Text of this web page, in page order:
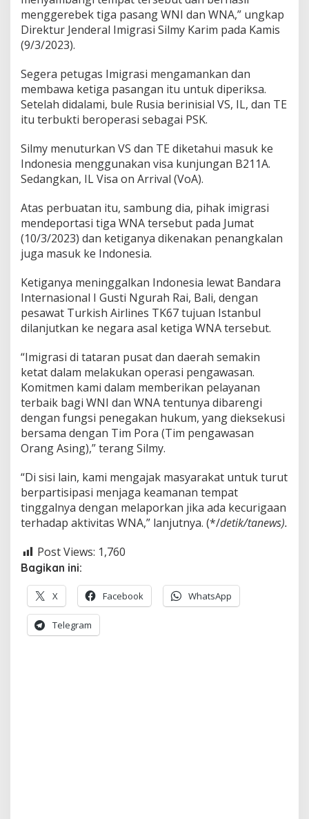
menggerebek tiga pasang WNI dan WNA,” ungkap
Direktur Jenderal Imigrasi Silmy Karim pada Kamis
(9/3/2023).
Segera petugas Imigrasi mengamankan dan
membawa ketiga pasangan itu untuk diperiksa.
Setelah didalami, bule Rusia berinisial VS, IL, dan TE
itu terbukti beroperasi sebagai PSK.
Silmy menuturkan VS dan TE diketahui masuk ke
Indonesia menggunakan visa kunjungan B211A.
Sedangkan, IL Visa on Arrival (VoA).
Atas perbuatan itu, sambung dia, pihak imigrasi
mendeportasi tiga WNA tersebut pada Jumat
(10/3/2023) dan ketiganya dikenakan penangkalan
juga masuk ke Indonesia.
Ketiganya meninggalkan Indonesia lewat Bandara
Internasional I Gusti Ngurah Rai, Bali, dengan
pesawat Turkish Airlines TK67 tujuan Istanbul
dilanjutkan ke negara asal ketiga WNA tersebut.
“Imigrasi di tataran pusat dan daerah semakin
ketat dalam melakukan operasi pengawasan.
Komitmen kami dalam memberikan pelayanan
terbaik bagi WNI dan WNA tentunya dibarengi
dengan fungsi penegakan hukum, yang dieksekusi
bersama dengan Tim Pora (Tim pengawasan
Orang Asing),” terang Silmy.
“Di sisi lain, kami mengajak masyarakat untuk turut
berpartisipasi menjaga keamanan tempat
tinggalnya dengan melaporkan jika ada kecurigaan
terhadap aktivitas WNA,” lanjutnya. (*/detik/tanews).
Post Views: 1,760
Bagikan ini:
X Facebook WhatsApp
Telegram